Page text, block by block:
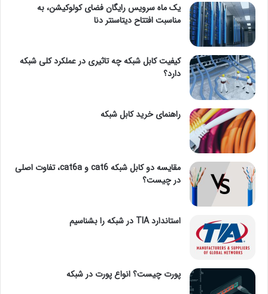
یک ماه سرویس رایگان فضای کولوکیشن، به
مناسبت افتتاح دیتاسنتر دنا
کیفیت کابل شبکه چه تاثیری در عملکرد کلی شبکه
دارد؟
راهنمای خرید کابل شبکه
مقایسه دو کابل شبکه cat6 و cat6a، تفاوت اصلی
در چیست؟
استاندارد TIA در شبکه را بشناسیم
پورت چیست؟ انواع پورت در شبکه